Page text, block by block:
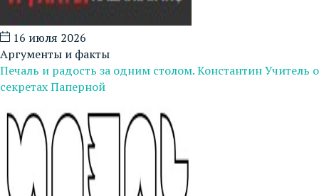
16 июля 2026
Аргументы и факты
Печаль и радость за одним столом. Константин Учитель о
секретах Паперной